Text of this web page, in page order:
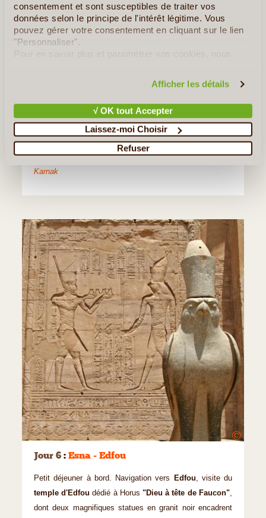
consentement et sont susceptibles de traiter vos
données selon le principe de l'intérêt légitime. Vous
pouvez gérer votre consentement en cliquant sur le lien
"Personnaliser".
Pour en savoir plus et paramétrer vos cookies, nous
Afficher les détails
√ OK tout Accepter
Laissez-moi Choisir
Refuser
Jour 5:Louxor - Esna
Après le petit déjeuner, départ pour la visite du complexe
Diner et nuit à bord.
Karnak
©
Jour 6 : Esna - Edfou
Petit déjeuner à bord. Navigation vers Edfou, visite du
temple d'Edfou dédié à Horus "Dieu à tête de Faucon",
dont deux magnifiques statues en granit noir encadrent